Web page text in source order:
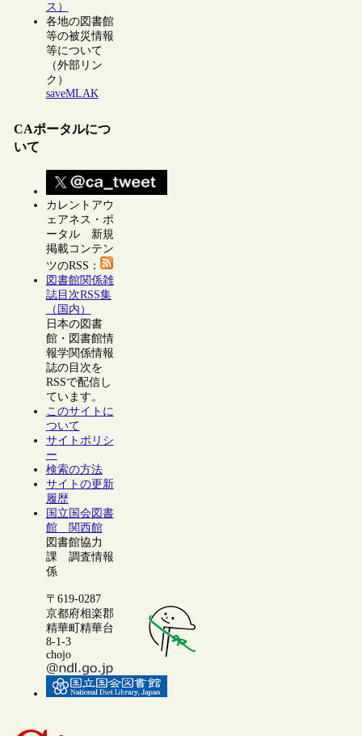
ス）
各地の図書館
等の被災情報
等について
（外部リン
ク）
saveMLAK
CAポータルにつ
いて
カレントアウ
ェアネス・ポ
ータル 新規
掲載コンテン
ツのRSS：
図書館関係雑
誌目次RSS集
（国内）
日本の図書
館・図書館情
報学関係情報
誌の目次を
RSSで配信し
ています。
このサイトに
ついて
サイトポリシ
ー
検索の方法
サイトの更新
履歴
国立国会図書
館 関西館
図書館協力
課 調査情報
係
〒619-0287
京都府相楽郡
精華町精華台
8-1-3
chojo